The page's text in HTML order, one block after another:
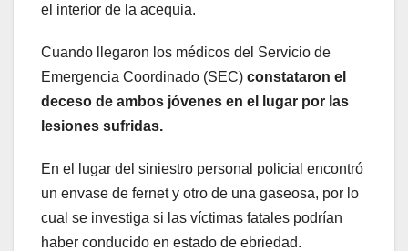
el interior de la acequia.
Cuando llegaron los médicos del Servicio de
Emergencia Coordinado (SEC) constataron el
deceso de ambos jóvenes en el lugar por las
lesiones sufridas.
En el lugar del siniestro personal policial encontró
un envase de fernet y otro de una gaseosa, por lo
cual se investiga si las víctimas fatales podrían
haber conducido en estado de ebriedad.